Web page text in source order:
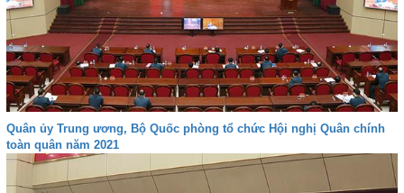
Quân ủy Trung ương, Bộ Quốc phòng tổ chức Hội nghị Quân chính
toàn quân năm 2021